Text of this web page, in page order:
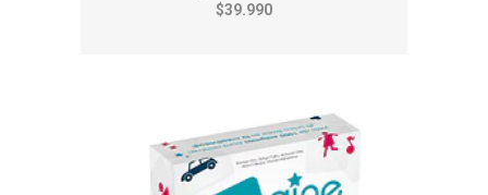
$39.990